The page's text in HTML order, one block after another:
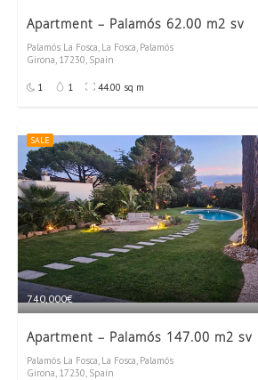
Apartment – Palamós 62.00 m2 sv
Palamós La Fosca, La Fosca, Palamós
Girona, 17230, Spain
1 1 44.00 sq m
740,000€
SALE
Apartment – Palamós 147.00 m2 sv
Palamós La Fosca, La Fosca, Palamós
Girona, 17230, Spain